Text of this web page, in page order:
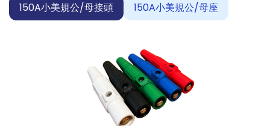
150A小美規公/母接頭
150A小美規公/母座